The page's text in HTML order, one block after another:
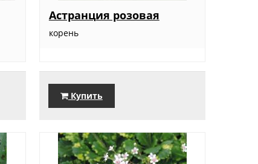
Астранция розовая
корень
Купить